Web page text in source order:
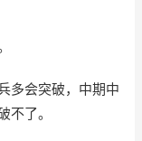
多会突破，中期中
不了。